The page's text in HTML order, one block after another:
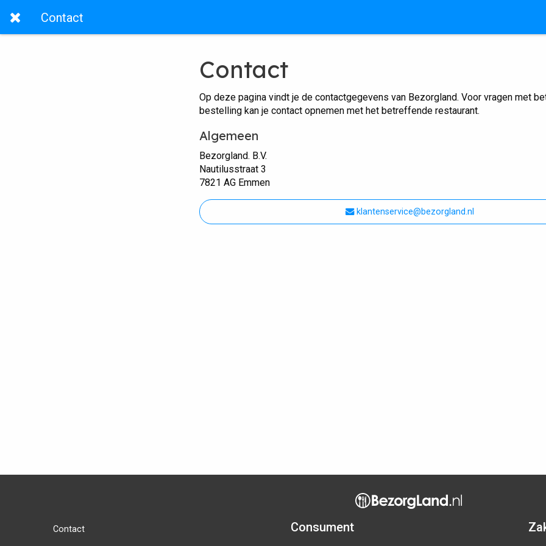
Contact
Contact
Op deze pagina vindt je de contactgegevens van Bezorgland. Voor vragen met
bestelling kan je contact opnemen met het betreffende restaurant.
Algemeen
Bezorgland. B.V.
Nautilusstraat 3
7821 AG Emmen
klantenservice@bezorgland.nl
Contact Consument